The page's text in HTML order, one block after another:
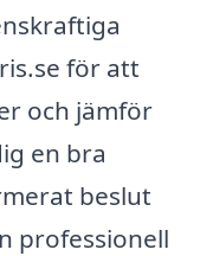
för att
och jämför
en bra
beslut
professionell